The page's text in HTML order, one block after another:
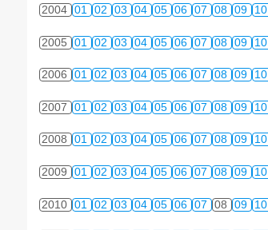
2004 01 02 03 04 05 06 07 08 09 10
2005 01 02 03 04 05 06 07 08 09 10
2006 01 02 03 04 05 06 07 08 09 10
2007 01 02 03 04 05 06 07 08 09 10
2008 01 02 03 04 05 06 07 08 09 10
2009 01 02 03 04 05 06 07 08 09 10
2010 01 02 03 04 05 06 07 08 09 10